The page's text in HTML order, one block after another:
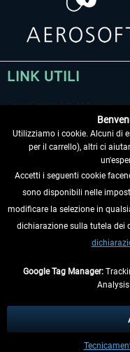
LINK UTILI
RECEDERE DAL
INFORMAZIONI
eventualmente le spese di
** Riguarda le spedizioni al di
Utilizziamo i cookie. Alcuni di
per il carrello), altri ci
Accetti i seguenti cookie
sono disponibili nelle
modificare la selezione in
dichiarazione sulla tutela dei
Google Tag Manager:
Analysis